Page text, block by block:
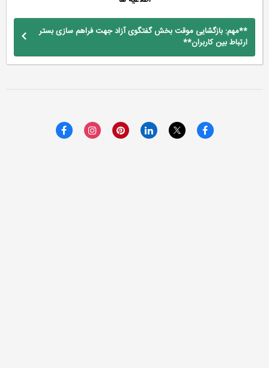
**مهم: بازگشایی موقت بخش گفتگوی آزاد جهت فراهم سازی بستر
ارتباط بین کاربران**